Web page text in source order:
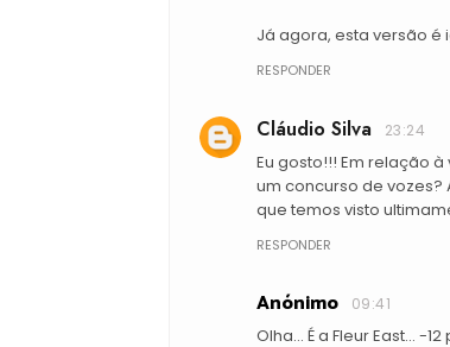
Já agora, esta versão é
RESPONDER
Cláudio Silva 23:24
Eu gosto!!! Em relação
um concurso de vozes?
que temos visto
RESPONDER
Anónimo 09:41
Olha... É a Fleur East... -